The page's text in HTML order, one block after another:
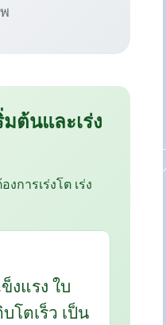
ต้นและเร่ง
การเร่งโต เร่ง
งแรง ใบ
โตเร็ว เป็น